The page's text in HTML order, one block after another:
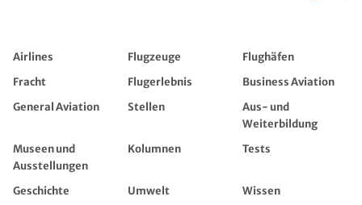
Airlines Flugzeuge
Flughäfen
Fracht
Flugerlebnis
Business Aviation
General Aviation
Stellen
Aus- und
Weiterbildung
Museen und
Ausstellungen
Kolumnen Tests
Geschichte Umwelt
Wissen